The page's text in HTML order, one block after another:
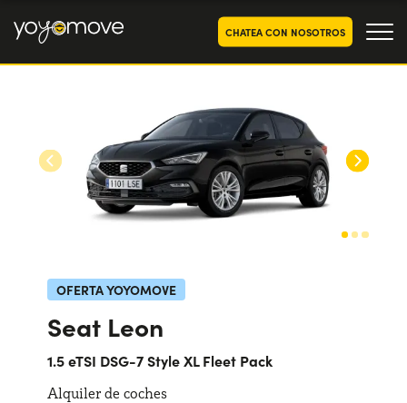
CHATEA CON NOSOTROS
OFERTAS RENTING COCHES
Particulares
Autónomos y Empresas
OFERTAS RENTING
SEGUNDA MANO
RENTING COCHES POR MESES
Nuestra historia
Trabaja con nosotros
CÓMO FUNCIONA
POR QUÉ CONVIENE
OFERTA YOYOMOVE
Seat Leon
1.5 eTSI DSG-7 Style XL Fleet Pack
Alquiler de coches